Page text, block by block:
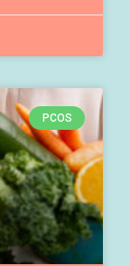
PCOS